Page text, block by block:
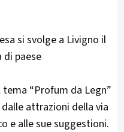
si svolge a Livigno il
di paese
“Profum da Legn”
attrazioni della via
e alle sue suggestioni.